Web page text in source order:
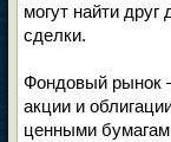
могут найти
сделки.
Фондовый рынок
акции и
ценными